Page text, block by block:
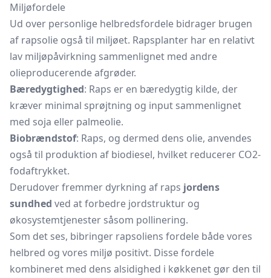
Miljøfordele
Ud over personlige helbredsfordele bidrager brugen
af rapsolie også til miljøet. Rapsplanter har en relativt
lav miljøpåvirkning sammenlignet med andre
olieproducerende afgrøder.
Bæredygtighed: Raps er en bæredygtig kilde, der
kræver minimal sprøjtning og input sammenlignet
med soja eller palmeolie.
Biobrændstof: Raps, og dermed dens olie, anvendes
også til produktion af biodiesel, hvilket reducerer CO2-
fodaftrykket.
Derudover fremmer dyrkning af raps jordens
sundhed ved at forbedre jordstruktur og
økosystemtjenester såsom pollinering.
Som det ses, bibringer rapsoliens fordele både vores
helbred og vores miljø positivt. Disse fordele
kombineret med dens alsidighed i køkkenet gør den til